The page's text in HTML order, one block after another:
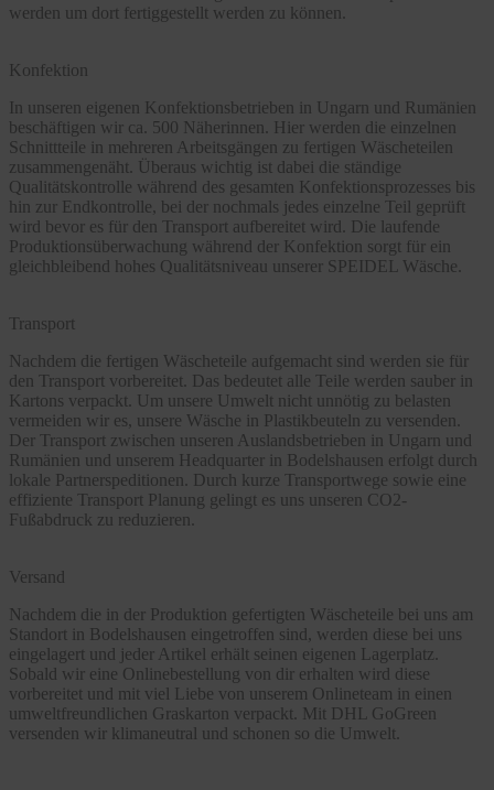
werden um dort fertiggestellt werden zu können.
Konfektion
In unseren eigenen Konfektionsbetrieben in Ungarn und Rumänien
beschäftigen wir ca. 500 Näherinnen. Hier werden die einzelnen
Schnittteile in mehreren Arbeitsgängen zu fertigen Wäscheteilen
zusammengenäht. Überaus wichtig ist dabei die ständige
Qualitätskontrolle während des gesamten Konfektionsprozesses bis
hin zur Endkontrolle, bei der nochmals jedes einzelne Teil geprüft
wird bevor es für den Transport aufbereitet wird. Die laufende
Produktionsüberwachung während der Konfektion sorgt für ein
gleichbleibend hohes Qualitätsniveau unserer SPEIDEL Wäsche.
Transport
Nachdem die fertigen Wäscheteile aufgemacht sind werden sie für
den Transport vorbereitet. Das bedeutet alle Teile werden sauber in
Kartons verpackt. Um unsere Umwelt nicht unnötig zu belasten
vermeiden wir es, unsere Wäsche in Plastikbeuteln zu versenden.
Der Transport zwischen unseren Auslandsbetrieben in Ungarn und
Rumänien und unserem Headquarter in Bodelshausen erfolgt durch
lokale Partnerspeditionen. Durch kurze Transportwege sowie eine
effiziente Transport Planung gelingt es uns unseren CO2-
Fußabdruck zu reduzieren.
Versand
Nachdem die in der Produktion gefertigten Wäscheteile bei uns am
Standort in Bodelshausen eingetroffen sind, werden diese bei uns
eingelagert und jeder Artikel erhält seinen eigenen Lagerplatz.
Sobald wir eine Onlinebestellung von dir erhalten wird diese
vorbereitet und mit viel Liebe von unserem Onlineteam in einen
umweltfreundlichen Graskarton verpackt. Mit DHL GoGreen
versenden wir klimaneutral und schonen so die Umwelt.